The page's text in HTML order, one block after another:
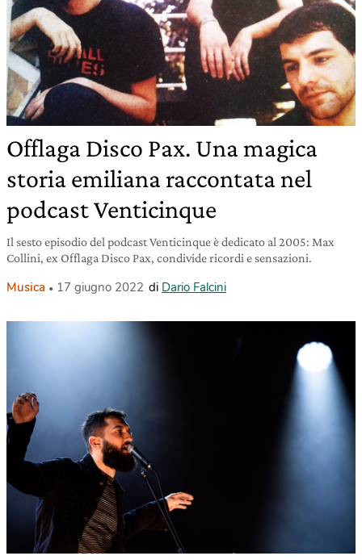
Offlaga Disco Pax. Una magica
storia emiliana raccontata nel
podcast Venticinque
Il sesto episodio del podcast Venticinque è dedicato al 2005: Max
Collini, ex Offlaga Disco Pax, condivide ricordi e sensazioni.
Musica 17 giugno 2022 di Dario Falcini